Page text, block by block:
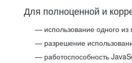
Для полноценной и
использование одного
разрешение
работоспособность